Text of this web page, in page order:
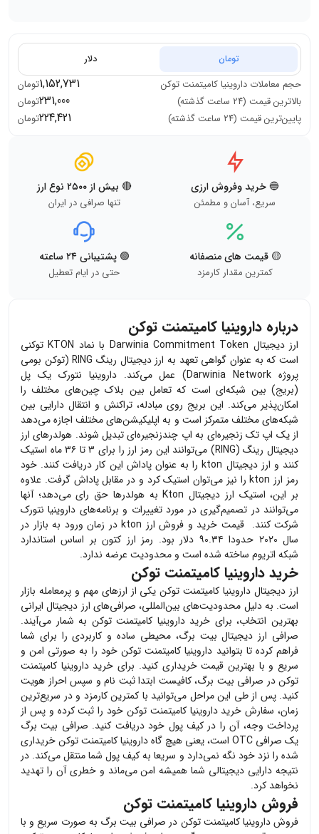
تومان دلار
حجم معاملات داروینیا کامیتمنت توکن 1,152,731تومان
بالاترین قیمت (۲۴ ساعت گذشته)
231,000تومان
پایین‌ترین قیمت (۲۴ ساعت گذشته)
224,421تومان
🔵 خرید وفروش ارزی
سریع، آسان و مطمئن
🔴 بیش از ۲۵۰۰ نوع ارز
تنها صرافی در ایران
🟡 قیمت های منصفانه
کمترین مقدار کارمزد
🟢 پشتیبانی ۲۴ ساعته
حتی در ایام تعطیل
درباره داروینیا کامیتمنت توکن
ارز دیجیتال Darwinia Commitment Token با نماد KTON توکنی
است که به عنوان گواهی تعهد به ارز دیجیتال رینگ RING (توکن بومی
پروژه Darwinia Network) عمل می‌کند. داروینیا نتورک یک پل
(بریج) بین شبکه‌ای است که تعامل بین بلاک چین‌های مختلف را
امکان‌پذیر می‌کند. این بریج روی مبادله، تراکنش و انتقال دارایی‌ بین
شبکه‌های مختلف متمرکز است و به اپلیکیشن‌های مختلف اجازه می‌دهد
از یک اپ تک زنجیره‌ای به اپ چندزنجیره‌ای تبدیل شوند. هولدرهای ارز
دیجیتال رینگ (RING)
می‌توانند این رمز ارز را برای ۳ تا ۳۶ ماه استیک
کنند و ارز دیجیتال kton را به عنوان پاداش این کار دریافت کنند. خود
رمز ارز kton را نیز می‌توان استیک کرد و در مقابل پاداش گرفت. علاوه
بر این،‌ استیک ارز دیجیتال Kton به هولدرها حق رای می‌دهد؛ آنها
می‌توانند در تصمیم‌گیری در مورد تغییرات و برنامه‌های داروینیا نتورک
شرکت کنند. قیمت خرید و فروش ارز kton در زمان ورود به بازار در
سال ۲۰۲۰ حدودا ۹۰.۳۴ دلار بود. رمز ارز کتون بر اساس استاندارد
شبکه اتریوم ساخته شده است و محدودیت عرضه ندارد.
خرید داروینیا کامیتمنت توکن
ارز دیجیتال داروینیا کامیتمنت توکنیکی از ارزهای مهم و پرمعامله بازار
است. به دلیل محدودیت‌های بین‌المللی، صرافی‌های ارز دیجیتال ایرانی
بهترین انتخاب، برای خریدداروینیا کامیتمنت توکن به شمار می‌آیند.
صرافی ارز دیجیتال بیت برگ، محیطی ساده و کاربردی را برای شما
فراهم کرده تا بتوانید داروینیا کامیتمنت توکن خود را به صورتی امن و
سریع و با بهترین قیمت خریداری کنید. برای خریدداروینیا کامیتمنت
توکندر صرافی بیت برگ، کافیست ابتدا ثبت نام و سپس احراز هویت
کنید. پس از طی این مراحل می‌توانید با کمترین کارمزد و در سریع‌ترین
زمان، سفارش خرید داروینیا کامیتمنت توکن خود را ثبت کرده و پس از
پرداخت وجه، آن را در کیف پول خود دریافت کنید. صرافی بیت برگ
یک صرافی OTC است، یعنی هیچ گاه
داروینیا کامیتمنت توکنخریداری
شده را نزد خود نگه نمی‌دارد و سریعا به کیف پول شما منتقل می‌کند. در
نتیجه دارایی دیجیتالی شما همیشه امن می‌ماند و خطری آن را تهدید
نخواهد کرد.
فروش داروینیا کامیتمنت توکن
فروشداروینیا کامیتمنت توکن در صرافی بیت برگ به صورت سریع و با